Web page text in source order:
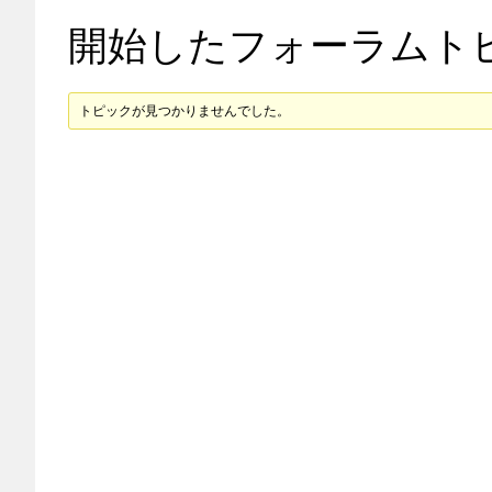
開始したフォーラムト
トピックが見つかりませんでした。